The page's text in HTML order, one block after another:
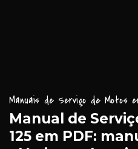
Manuais de Serviço de Motos
Manual de
125 em PDF: